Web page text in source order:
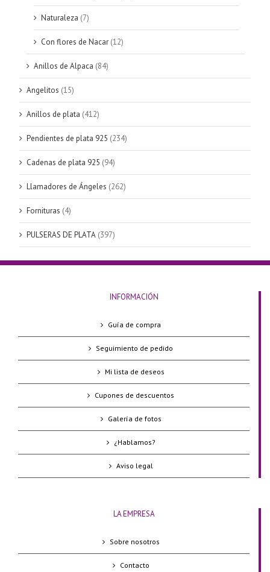
Naturaleza (7)
Con flores de Nacar (12)
Anillos de Alpaca (84)
Angelitos (15)
Anillos de plata (412)
Pendientes de plata 925 (234)
Cadenas de plata 925 (94)
Llamadores de Ángeles (262)
Fornituras (4)
PULSERAS DE PLATA (397)
INFORMACIÓN
Guía de compra
Seguimiento de pedido
Mi lista de deseos
Cupones de descuentos
Galería de fotos
¿Hablamos?
Aviso legal
LA EMPRESA
Sobre nosotros
Contacto